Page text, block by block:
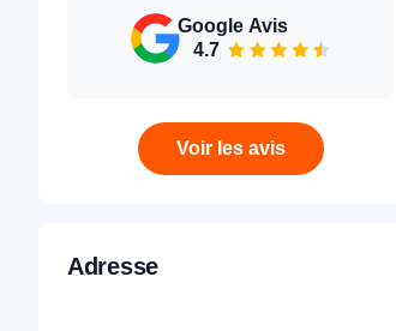
Google Avis
4.7
Voir les avis
Adresse